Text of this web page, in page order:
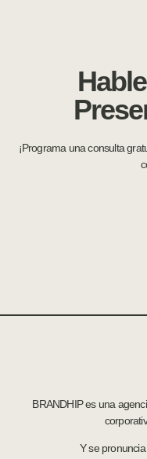
¡Programa una consulta
BRANDHIP es una
Y se